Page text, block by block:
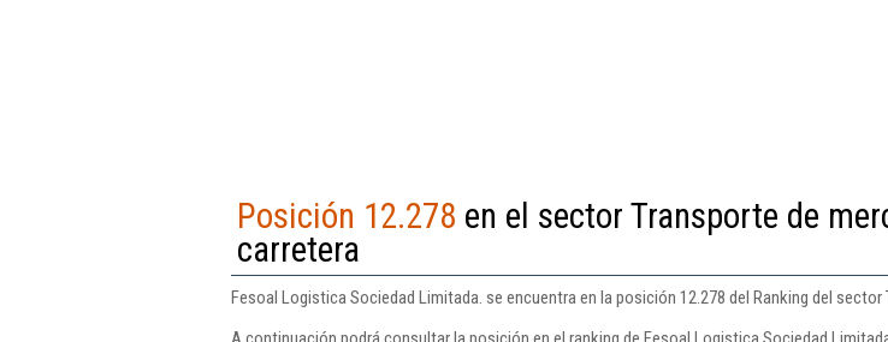
Posición 12.278 en el sector Transporte de
carretera
Fesoal Logistica Sociedad Limitada. se encuentra en la posición 12.278 del Ranking del sector